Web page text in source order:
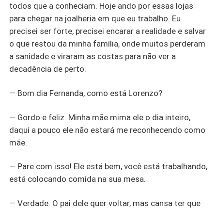
todos que a conheciam. Hoje ando por essas lojas
para chegar na joalheria em que eu trabalho. Eu
precisei ser forte, precisei encarar a realidade e salvar
o que restou da minha família, onde muitos perderam
a sanidade e viraram as costas para não ver a
decadência de perto.
— Bom dia Fernanda, como está Lorenzo?
— Gordo e feliz. Minha mãe mima ele o dia inteiro,
daqui a pouco ele não estará me reconhecendo como
mãe.
— Pare com isso! Ele está bem, você está trabalhando,
está colocando comida na sua mesa.
— Verdade. O pai dele quer voltar, mas cansa ter que